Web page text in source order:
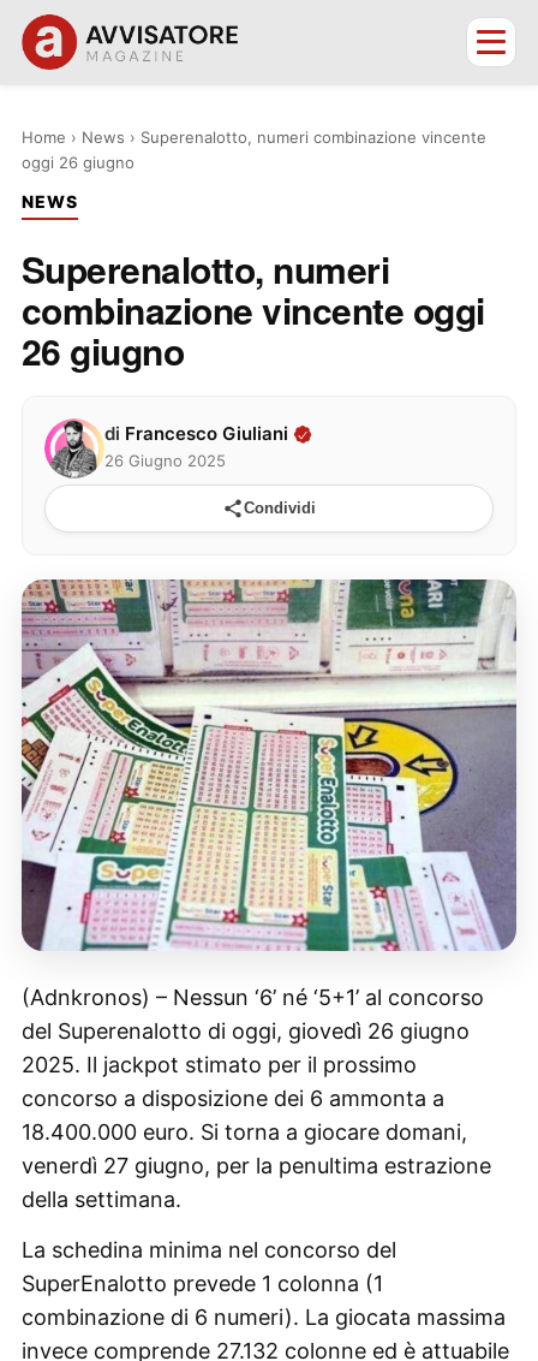
Home › News › Superenalotto, numeri combinazione vincente
oggi 26 giugno
NEWS
Superenalotto, numeri
combinazione vincente oggi
26 giugno
di Francesco Giuliani
26 Giugno 2025
Condividi
(Adnkronos) – Nessun ‘6’ né ‘5+1’ al concorso
del Superenalotto di oggi, giovedì 26 giugno
2025. Il jackpot stimato per il prossimo
concorso a disposizione dei 6 ammonta a
18.400.000 euro. Si torna a giocare domani,
venerdì 27 giugno, per la penultima estrazione
della settimana.
La schedina minima nel concorso del
SuperEnalotto prevede 1 colonna (1
combinazione di 6 numeri). La giocata massima
invece comprende 27.132 colonne ed è attuabile